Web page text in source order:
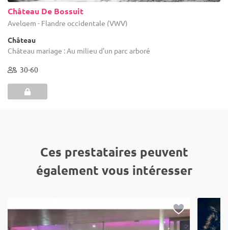
Château De Bossuit
Avelgem - Flandre occidentale (VWV)
Château
Château mariage : Au milieu d'un parc arboré
30-60
Ces prestataires peuvent
également vous intéresser